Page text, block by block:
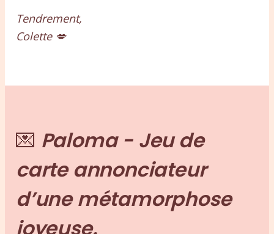
Tendrement,
Colette 💋
💌 Paloma - Jeu de
carte annonciateur
d’une métamorphose
joyeuse.